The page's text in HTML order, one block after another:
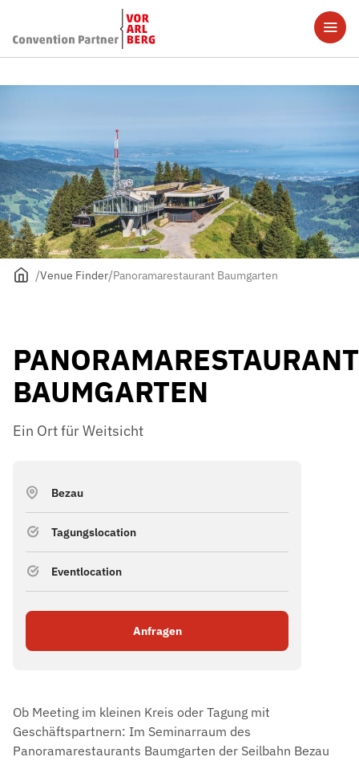
Venue Finder Panoramarestaurant Baumgarten
PANORAMARESTAURANT
BAUMGARTEN
Ein Ort für Weitsicht
Bezau
Tagungslocation
Eventlocation
Anfragen
Ob Meeting im kleinen Kreis oder Tagung mit
Geschäftspartnern: Im Seminarraum des
Panoramarestaurants Baumgarten der Seilbahn Bezau